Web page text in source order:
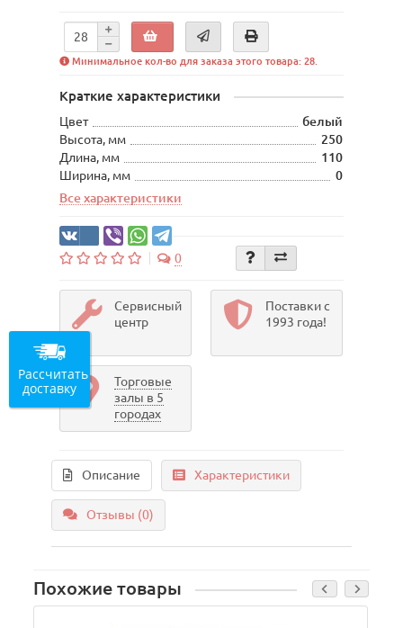
Минимальное кол-во для заказа этого товара: 28.
Краткие характеристики
Цвет
белый
Высота, мм
250
Длина, мм
110
Ширина, мм
0
Все характеристики
0
Сервисный
центр
Поставки с
1993 года!
Торговые
залы в 5
городах
Описание Характеристики
Отзывы (0)
Похожие товары
Рассчитать
доставку